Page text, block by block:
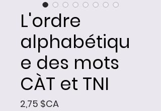
L'ordre
alphabétiqu
e des mots
CÀT et TNI
2,75 $CAPrix